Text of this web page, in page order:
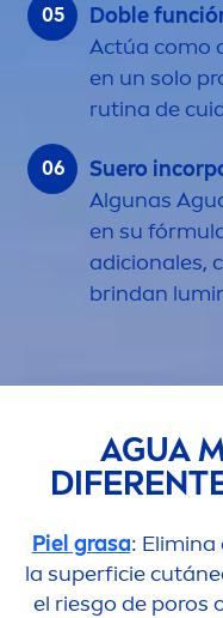
Doble
Actúa como
en un solo
rutina de
Suero
Algunas
en su
adicionales,
brindan
AGUA
Piel grasa: Elimina
la superficie
el riesgo de poros